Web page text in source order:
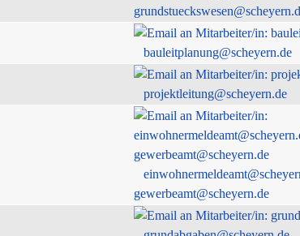
bauleitplanung@scheyern.de
projektleitung@scheyern.de
gewerbeamt@scheyern.de